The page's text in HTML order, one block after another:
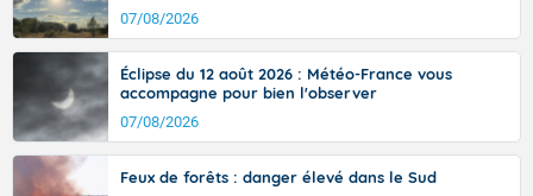
07/08/2026
Éclipse du 12 août 2026 : Météo-France vous
accompagne pour bien l'observer
07/08/2026
Feux de forêts : danger élevé dans le Sud